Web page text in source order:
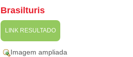
Brasilturis
LINK RESULTADO
Imagem ampliada